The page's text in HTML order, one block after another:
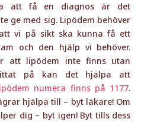
att få en diagnos är det
ge med sig. Lipödem behöver
vi på sikt ska kunna få ett
och den hjälp vi behöver.
att lipödem inte finns utan
på kan det hjälpa att
numera finns på 1177.
hjälpa till – byt läkare! Om
dig – byt igen! Byt tills dess